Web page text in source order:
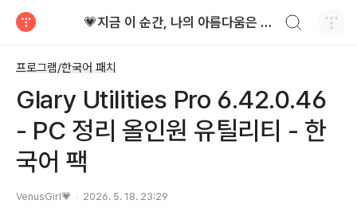
💗지금 이 순간, 나의 아름다움은 가장 빛난다!
프로그램/한국어 패치
Glary Utilities Pro 6.42.0.46
- PC 정리 올인원 유틸리티 - 한
국어 팩
VenusGirl💗 2026. 5. 18. 23:29